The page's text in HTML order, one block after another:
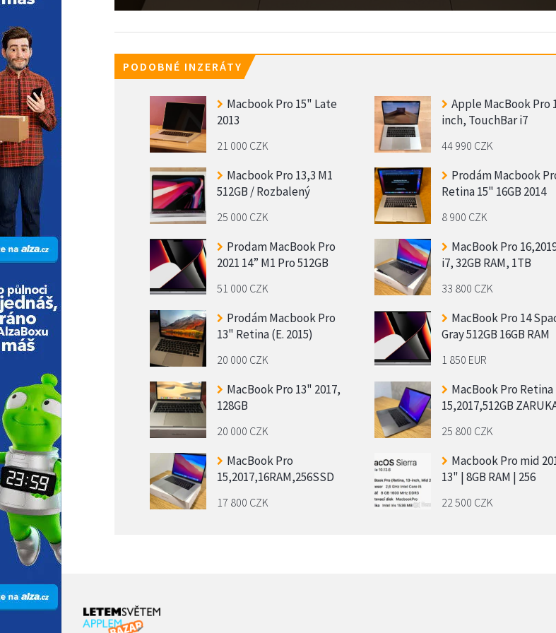
PODOBNÉ INZERÁTY
Macbook Pro 15" Late
2013
21 000 CZK
Apple MacBook Pro
inch, TouchBar i7
44 990 CZK
Macbook Pro 13,3 M1
512GB / Rozbalený
25 000 CZK
Prodám Macbook
Retina 15" 16GB 2014
8 900 CZK
Prodam MacBook Pro
2021 14” M1 Pro 512GB
51 000 CZK
MacBook Pro
i7, 32GB RAM, 1TB
33 800 CZK
Prodám Macbook Pro
13" Retina (E. 2015)
20 000 CZK
MacBook Pro 14
Gray 512GB 16GB RAM
1 850 EUR
MacBook Pro 13" 2017,
128GB
20 000 CZK
MacBook Pro Retina
15,2017,512GB
25 800 CZK
MacBook Pro
15,2017,16RAM,256SSD
17 800 CZK
Macbook Pro mid
13" | 8GB RAM | 256
22 500 CZK